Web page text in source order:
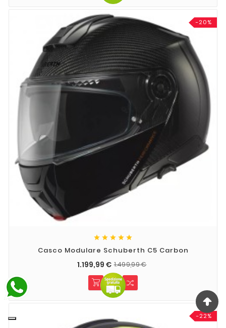
-20%
    
Casco Modulare Schuberth C5 Carbon
1.199,99 € 1.499,99 €
-22%